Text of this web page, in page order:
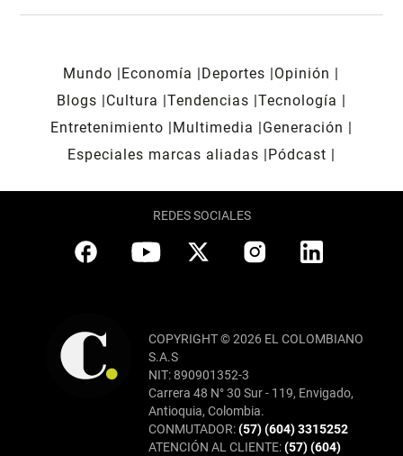
Mundo Economía Deportes
Opinión
Blogs
Cultura Tendencias Tecnología
Entretenimiento
Multimedia
Generación
Especiales marcas aliadas
Pódcast
REDES SOCIALES
COPYRIGHT © 2026 EL COLOMBIANO
S.A.S
NIT: 890901352-3
Carrera 48 N° 30 Sur - 119, Envigado,
Antioquia, Colombia.
CONMUTADOR:(57) (604) 3315252
ATENCIÓN AL CLIENTE:(57) (604)